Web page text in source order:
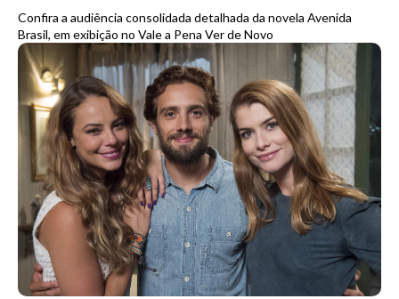
Confira a audiência consolidada detalhada da novela Avenida
Brasil, em exibição no Vale a Pena Ver de Novo